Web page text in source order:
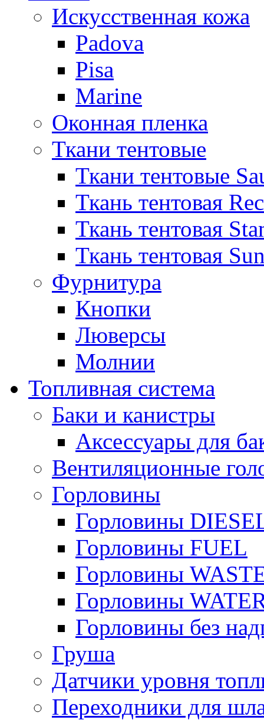
Искусственная кожа
Padova
Pisa
Marine
Оконная пленка
Ткани тентовые
Ткани тентовые
Ткань тентовая
Ткань тентовая
Ткань тентовая
Фурнитура
Кнопки
Люверсы
Молнии
Топливная система
Баки и канистры
Аксессуары для
Вентиляционные
Горловины
Горловины
Горловины FUEL
Горловины
Горловины
Горловины без
Груша
Датчики уровня
Переходники для